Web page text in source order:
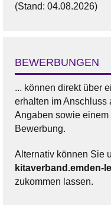
(Stand: 04.08.2026)
BEWERBUNGEN
... können direkt über
erhalten im Anschluss
Angaben sowie
Bewerbung.
Alternativ können Sie
kitaverband.emden-
zukommen lassen.